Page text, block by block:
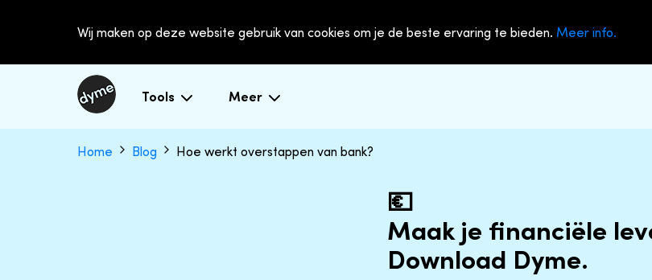
Wij maken op deze website gebruik van cookies om je de beste ervaring te bieden. Meer info.
Tools Meer
Home Blog Hoe werkt overstappen van bank?
💶
Maak je financiële
Download Dyme.